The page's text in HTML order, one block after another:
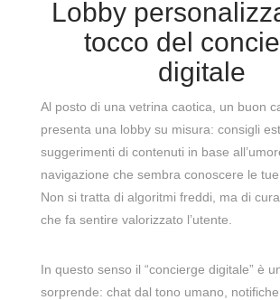
Lobby
tocco del
digitale
Al posto di una vetrina caotica, un buon
presenta una lobby su misura: consigli
suggerimenti di contenuti in base
navigazione che sembra conoscere le tue
Non si tratta di algoritmi freddi, ma di
che fa sentire valorizzato l’utente.
In questo senso il “concierge digitale” è
sorprende: chat dal tono umano,